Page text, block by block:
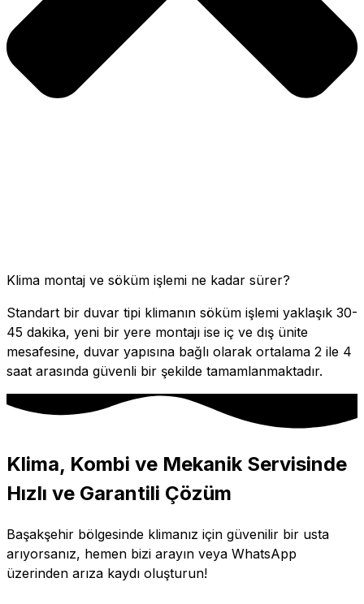
Klima montaj ve söküm işlemi ne kadar sürer?
Standart bir duvar tipi klimanın söküm işlemi yaklaşık 30-
45 dakika, yeni bir yere montajı ise iç ve dış ünite
mesafesine, duvar yapısına bağlı olarak ortalama 2 ile 4
saat arasında güvenli bir şekilde tamamlanmaktadır.
Klima, Kombi ve Mekanik Servisinde
Hızlı ve Garantili Çözüm
Başakşehir bölgesinde klimanız için güvenilir bir usta
arıyorsanız, hemen bizi arayın veya WhatsApp
üzerinden arıza kaydı oluşturun!